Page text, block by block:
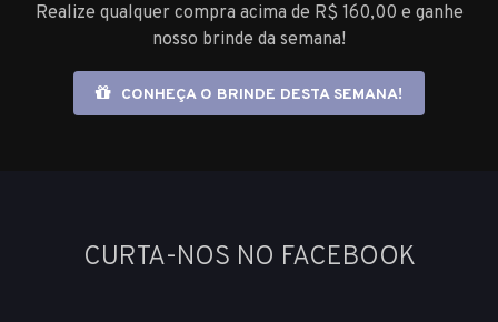
Realize qualquer compra acima de R$ 160,00 e ganhe
nosso brinde da semana!
CONHEÇA O BRINDE DESTA SEMANA!
CURTA-NOS NO FACEBOOK